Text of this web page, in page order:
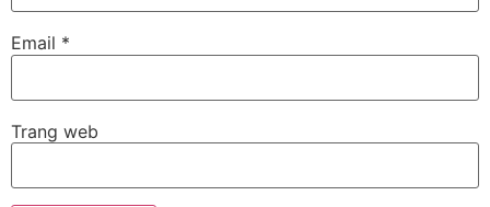
Email *
Trang web